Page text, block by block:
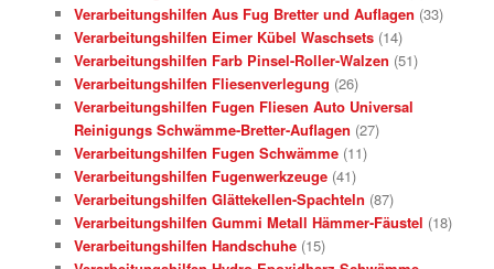
Verarbeitungshilfen Aus Fug Bretter und Auflagen (33)
Verarbeitungshilfen Eimer Kübel Waschsets (14)
Verarbeitungshilfen Farb Pinsel-Roller-Walzen (51)
Verarbeitungshilfen Fliesenverlegung (26)
Verarbeitungshilfen Fugen Fliesen Auto Universal
Reinigungs Schwämme-Bretter-Auflagen (27)
Verarbeitungshilfen Fugen Schwämme (11)
Verarbeitungshilfen Fugenwerkzeuge (41)
Verarbeitungshilfen Glättekellen-Spachteln (87)
Verarbeitungshilfen Gummi Metall Hämmer-Fäustel (18)
Verarbeitungshilfen Handschuhe (15)